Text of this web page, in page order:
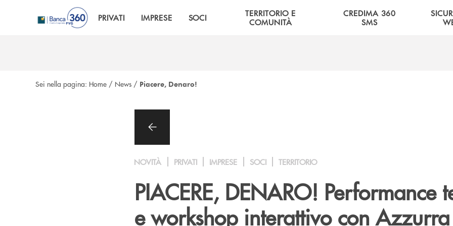
Salta al contenuto principale
PRIVATI IMPRESE SOCI
TERRITORIO E
COMUNITÀ
CREDIMA 360
SMS
Sei nella pagina: Home / News / Piacere, Denaro!
NOVITÀ PRIVATI IMPRESE SOCI TERRITORIO
PIACERE, DENARO! Performance
e workshop interattivo con Azzurra